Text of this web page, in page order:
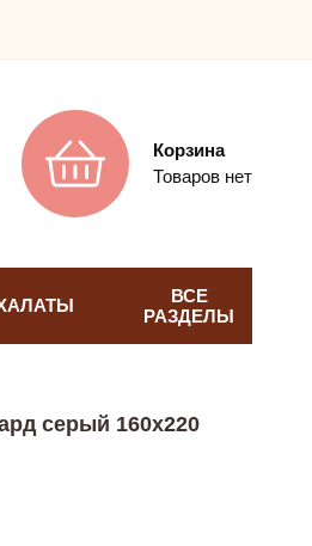
Корзина
Товаров нет
ВСЕ
РАЗДЕЛЫ
серый 160х220